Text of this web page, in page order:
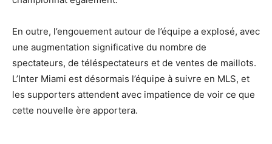
En outre, l’engouement autour de l’équipe a explosé, avec
une augmentation significative du nombre de
spectateurs, de téléspectateurs et de ventes de maillots.
L’Inter Miami est désormais l’équipe à suivre en MLS, et
les supporters attendent avec impatience de voir ce que
cette nouvelle ère apportera.